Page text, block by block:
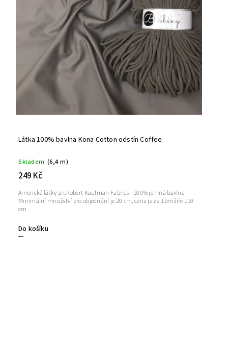
Látka 100% bavlna Kona Cotton odstín Coffee
Skladem (6,4 m)
249 Kč
Do košíku
Americké látky zn.Robert Kaufman Fabrics - 100% jemná bavlna
Minimální množství pro objednání je 20 cm, cena je za 1bm šíře 110
cm